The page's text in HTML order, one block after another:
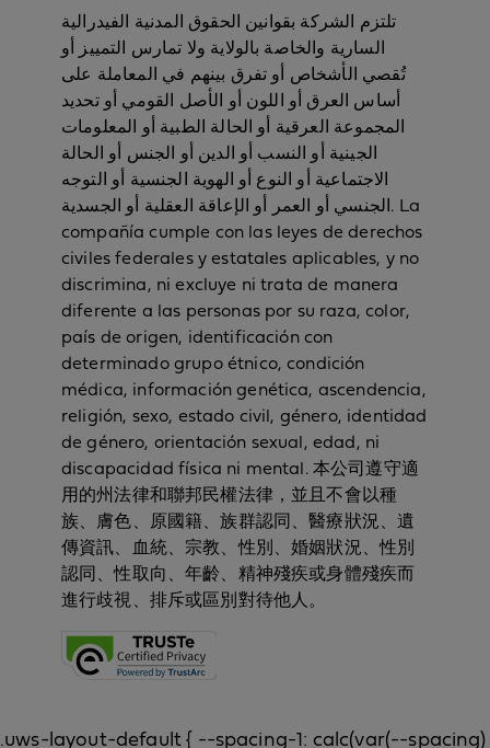
تلتزم الشركة بقوانين الحقوق المدنية الفيدرالية
السارية والخاصة بالولاية ولا تمارس التمييز أو
تُقصي الأشخاص أو تفرق بينهم في المعاملة على
أساس العرق أو اللون أو الأصل القومي أو تحديد
المجموعة العرقية أو الحالة الطبية أو المعلومات
الجينية أو النسب أو الدين أو الجنس أو الحالة
الاجتماعية أو النوع أو الهوية الجنسية أو التوجه
الجنسي أو العمر أو الإعاقة العقلية أو الجسدية. La
compañía cumple con las leyes de derechos
civiles federales y estatales aplicables, y no
discrimina, ni excluye ni trata de manera
diferente a las personas por su raza, color,
país de origen, identificación con
determinado grupo étnico, condición
médica, información genética, ascendencia,
religión, sexo, estado civil, género, identidad
de género, orientación sexual, edad, ni
discapacidad física ni mental. 本公司遵守適
用的州法律和聯邦民權法律，並且不會以種
族、膚色、原國籍、族群認同、醫療狀況、遺
傳資訊、血統、宗教、性別、婚姻狀況、性別
認同、性取向、年齡、精神殘疾或身體殘疾而
進行歧視、排斥或區別對待他人。